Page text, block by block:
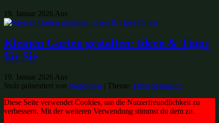
19. Januar 2026 Aus
Kleinen Garten gestalten: Ideen & Tipps
für Sie
19. Januar 2026 Aus
Stolz präsentiert von WordPress | Theme: Envo Magazine
Diese Seite verwendet Cookies, um die Nutzerfreundlichkeit zu
verbessern. Mit der weiteren Verwendung stimmst du dem zu.